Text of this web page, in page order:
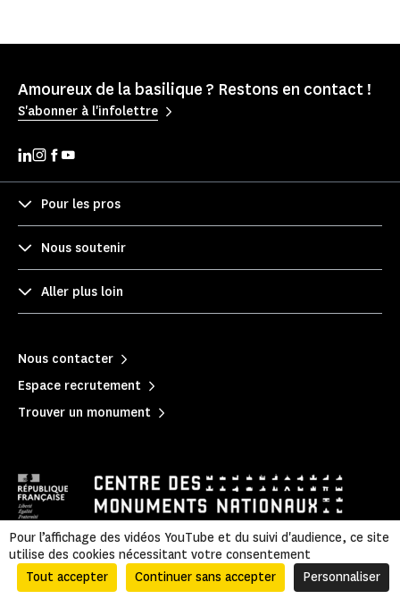
Amoureux de la basilique ? Restons en contact !
S'abonner à l'infolettre
Pour les pros
Nous soutenir
Aller plus loin
Nous contacter
Espace recrutement
Trouver un monument
Mentions légales Politique de confidentialité
|
Informations légales et administratives
| Accessibilité | Plan du site
Pour l’affichage des vidéos YouTube et du suivi d'audience, ce site
utilise des cookies nécessitant votre consentement
Tout accepter
Continuer sans accepter Personnaliser